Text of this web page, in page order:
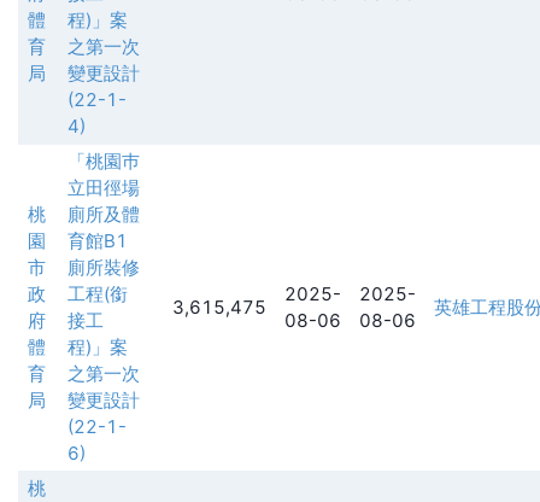
體
育
局
程)」案
之第一次
變更設計
(22-1-
4)
桃
園
市
政
府
體
育
局
「桃園巿
立田徑場
廁所及體
育館B1
廁所裝修
工程(銜
接工
程)」案
之第一次
變更設計
(22-1-
6)
3,615,475
2025-
08-06
2025-
08-06
英雄工程股
桃